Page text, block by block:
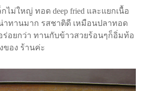
ไม่ใหญ่ ทอด deep fried และแยกเนื้อ
าทานมาก รสชาติดี เหมือนปลาทอด
ร่อยกว่า ทานกับข้าวสวยร้อนๆก็อิ่มท้อ
ของ ร้านค่ะ